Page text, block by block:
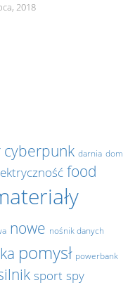
2018
cyberpunk darnia dom
food
nowe nośnik danych
pomysł powerbank
sport spy